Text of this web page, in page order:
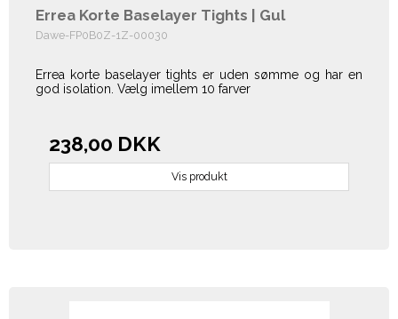
Errea Korte Baselayer Tights | Gul
Dawe-FP0B0Z-1Z-00030
Errea korte baselayer tights er uden sømme og har en
god isolation. Vælg imellem 10 farver
238,00 DKK
Vis produkt